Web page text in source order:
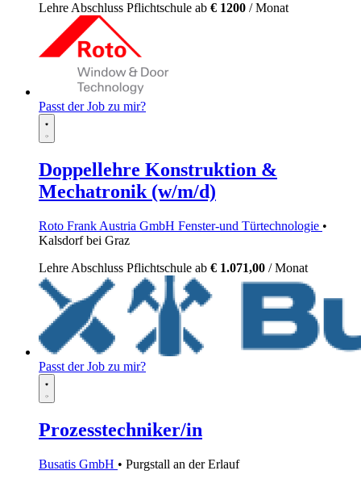
Lehre Abschluss Pflichtschule ab € 1200 / Monat
Passt der Job zu mir?
Doppellehre Konstruktion &
Mechatronik (w/m/d)
Roto Frank Austria GmbH Fenster-und Türtechnologie •
Kalsdorf bei Graz
Lehre Abschluss Pflichtschule ab € 1.071,00 / Monat
Passt der Job zu mir?
Prozesstechniker/in
Busatis GmbH • Purgstall an der Erlauf